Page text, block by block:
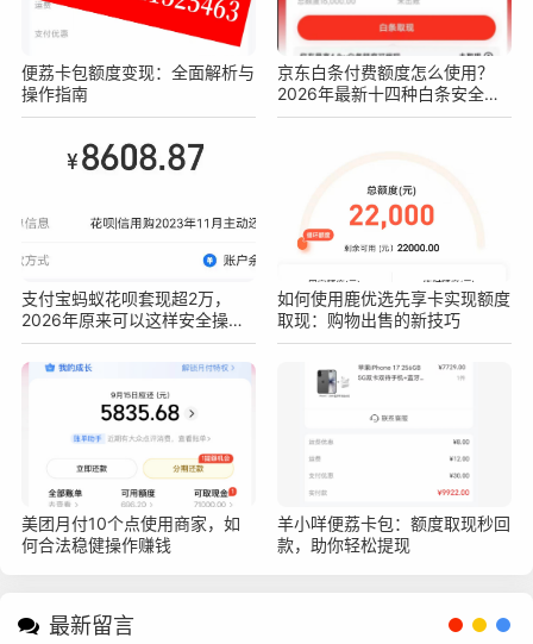
便荔卡包额度变现：全面解析与
操作指南
京东白条付费额度怎么使用？
2026年最新十四种白条安全操
作方法
支付宝蚂蚁花呗套现超2万，
2026年原来可以这样安全操作
不被查！真实亲测方法分享
如何使用鹿优选先享卡实现额度
取现：购物出售的新技巧
美团月付10个点使用商家，如
何合法稳健操作赚钱
羊小咩便荔卡包：额度取现秒回
款，助你轻松提现
最新留言